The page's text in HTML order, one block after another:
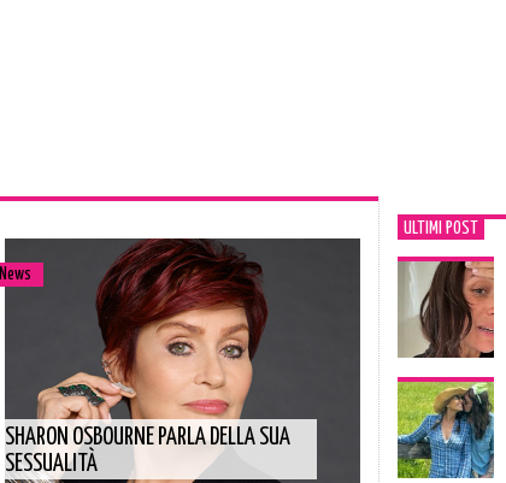
News
SHARON OSBOURNE PARLA DELLA SUA
SESSUALITÀ
ULTIMI POST